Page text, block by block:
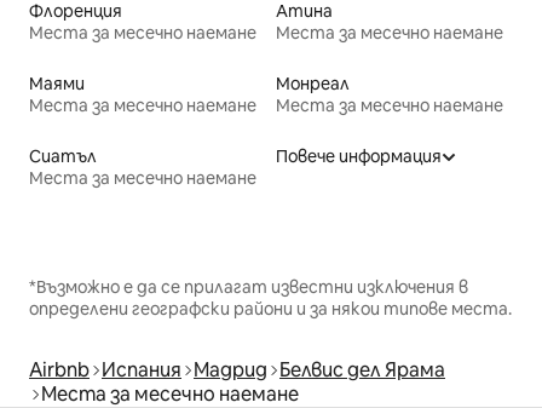
Флоренция
Места за месечно наемане
Атина
Места за месечно наемане
Маями
Места за месечно наемане
Монреал
Места за месечно наемане
Сиатъл
Места за месечно наемане
Повече информация
*Възможно е да се прилагат известни изключения в
определени географски райони и за някои типове места.
Airbnb Испания Мадрид Белвис дел Ярама
Места за месечно наемане